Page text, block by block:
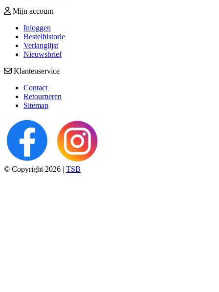
Mijn account
Inloggen
Bestelhistorie
Verlanglijst
Nieuwsbrief
Klantenservice
Contact
Retourneren
Sitemap
© Copyright 2026 | TSB